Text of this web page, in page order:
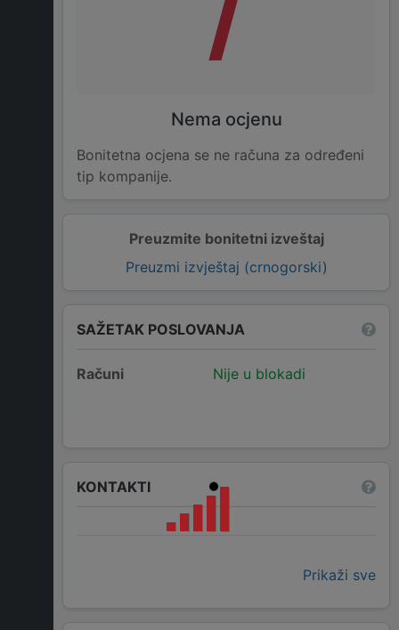
Preuzmite bonitetni izveštaj
Preuzmi izvještaj (crnogorski)
Nema ocjenu
Bonitetna ocjena se ne računa za određeni
tip kompanije.
SAŽETAK POSLOVANJA
Računi Nije u blokadi
KONTAKTI
Prikaži sve